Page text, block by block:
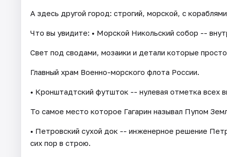
А здесь другой город: строгий, морской, с
Что вы увидите: • Морской Никольский собор --
Свет под сводами, мозаики и детали которые
Главный храм Военно-морского флота России.
• Кронштадтский футшток -- нулевая отметка всех
То самое место которое Гагарин называл Пупом
• Петровский сухой док -- инженерное решение
сих пор в строю.